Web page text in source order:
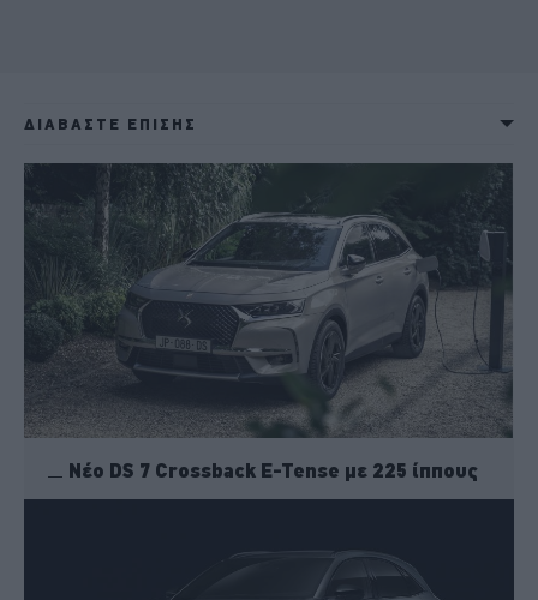
ΔΙΑΒΑΣΤΕ ΕΠΙΣΗΣ
Νέο DS 7 Crossback E-Tense με 225 ίππους